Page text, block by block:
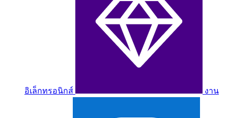
อิเล็กทรอนิกส์ งาน